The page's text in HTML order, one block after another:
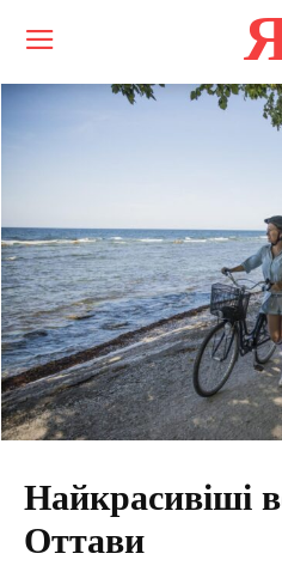
Найкрасивіші
Оттави